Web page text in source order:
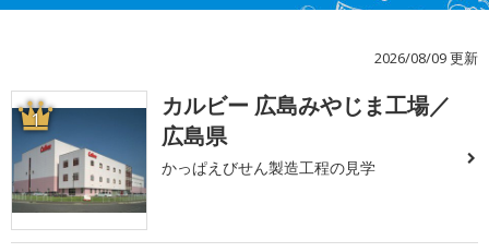
2026/08/09 更新
1
カルビー 広島みやじま工場／
広島県
かっぱえびせん製造工程の見学